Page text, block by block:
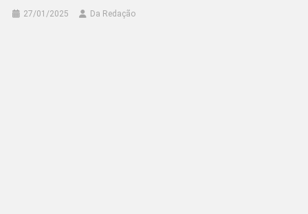
27/01/2025 Da Redação